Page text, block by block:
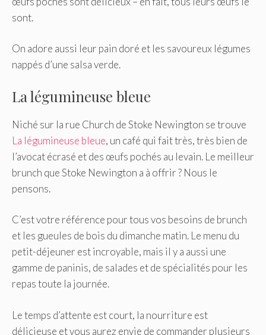
sont.
On adore aussi leur pain doré et les savoureux légumes
nappés d’une salsa verde.
La légumineuse bleue
Niché sur la rue Church de Stoke Newington se trouve
La légumineuse bleue, un café qui fait très, très bien de
l’avocat écrasé et des œufs pochés au levain. Le meilleur
brunch que Stoke Newington a à offrir ? Nous le
pensons.
C’est votre référence pour tous vos besoins de brunch
et les gueules de bois du dimanche matin. Le menu du
petit-déjeuner est incroyable, mais il y a aussi une
gamme de paninis, de salades et de spécialités pour les
repas toute la journée.
Le temps d’attente est court, la nourriture est
délicieuse et vous aurez envie de commander plusieurs